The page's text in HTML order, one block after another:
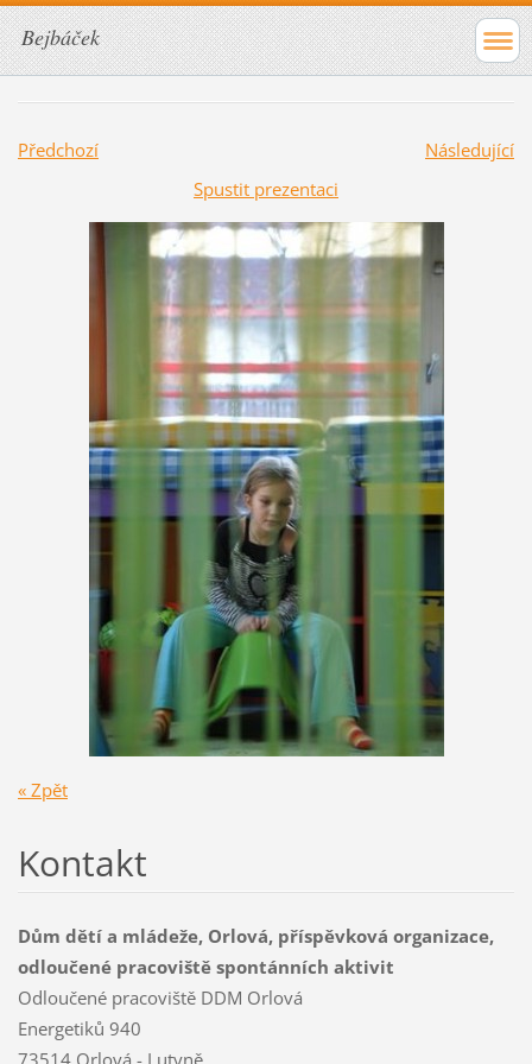
Bejbáček
Předchozí
Následující
Spustit prezentaci
« Zpět
Kontakt
Dům dětí a mládeže, Orlová, příspěvková organizace,
odloučené pracoviště spontánních aktivit
Odloučené pracoviště DDM Orlová
Energetiků 940
73514 Orlová - Lutyně